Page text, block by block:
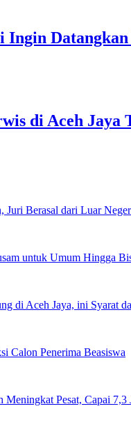
Ingin
di Aceh
Juri Berasal dari Luar
untuk Umum Hingga
di Aceh Jaya, ini Syarat
Calon Penerima Beasiswa
Pesat, Capai 7,3